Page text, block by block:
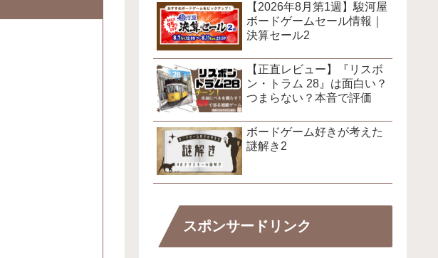
【2026年8月第1週】駿河屋
ボードゲームセール情報｜
決算セール2
【正直レビュー】『リスボ
ン・トラム 28』は面白い？
つまらない？本音で評価
ボードゲーム好きが考えた
謎解き2
スポンサードリンク